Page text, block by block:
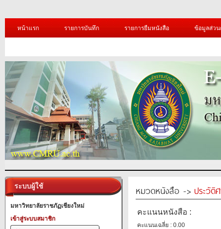
หน้าแรก รายการบันทึก รายการยืมหนังสือ ข้อมูลส่ว
ระบบผู้ใช้
มหาวิทยาลัยราชภัฏเชียงใหม่
เข้าสู่ระบบสมาชิก
หมวดหนังสือ -> ประวัติ
คะแนนหนังสือ :
คะแนนเฉลี่ย : 0.00